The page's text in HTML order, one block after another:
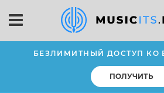
БЕЗЛИМИТНЫЙ ДОСТУП КО
ПОЛУЧИТЬ